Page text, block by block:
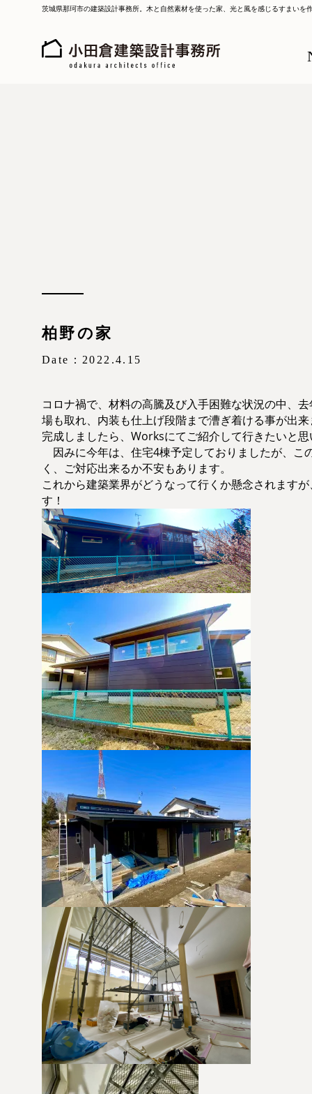
茨城県那珂市の建築設計事務所。木と自然素材を使った家、光と風を感じるすまいを
柏野の家
Date：2022.4.15
コロナ禍で、材料の高騰及び入手困難な状況の中、
場も取れ、内装も仕上げ段階まで漕ぎ着ける事が出
完成しましたら、Worksにてご紹介して行きたいと
因みに今年は、住宅4棟予定しておりましたが、こ
く、ご対応出来るか不安もあります。
これから建築業界がどうなって行くか懸念されます
す！